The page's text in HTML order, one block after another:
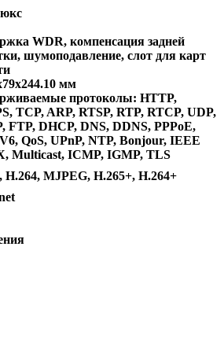
WDR, компенсация задней
шумоподавление, слот для карт
мм
протоколы: HTTP,
TCP, ARP, RTSP, RTP, RTCP, UDP,
FTP, DHCP, DNS, DDNS, PPPoE,
QoS, UPnP, NTP, Bonjour, IEEE
Multicast, ICMP, IGMP, TLS
H.264, MJPEG, H.265+, H.264+